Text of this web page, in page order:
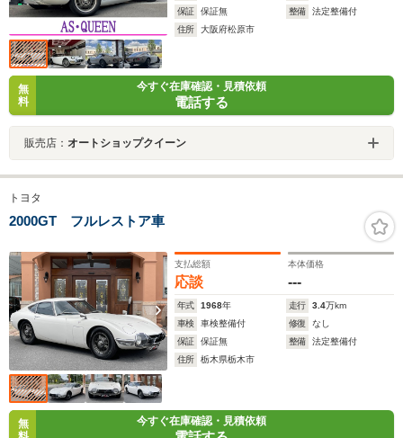
保証
保証無 整備
法定整備付
住所
大阪府松原市
無
料
今すぐ在庫確認・見積依頼
電話する
販売店： オートショップクイーン
トヨタ
2000GT フルレストア車
支払総額
応談
本体価格
---
年式 1968年 走行 3.4万km
車検
車検整備付 修復
なし
保証
保証無 整備
法定整備付
住所
栃木県栃木市
無
今すぐ在庫確認・見積依頼